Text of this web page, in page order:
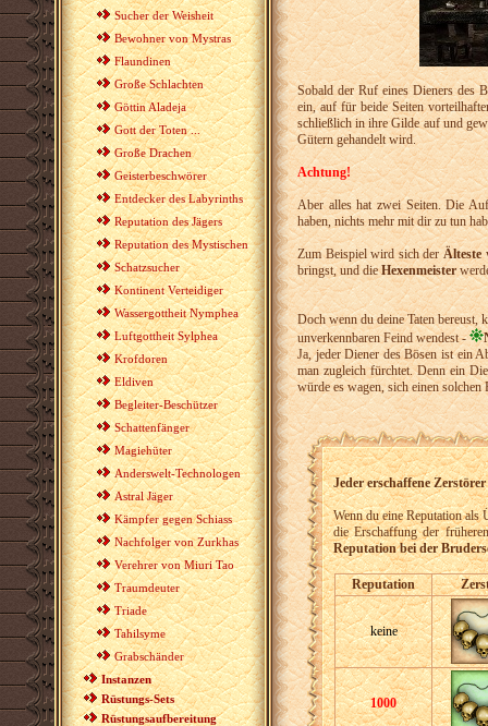
Sucher der Weisheit
Bewohner von Mystras
Flaundinen
Große Schlachten
Göttin Aladeja
Gott der Toten ...
Große Drachen
Geisterbeschwörer
Entdecker des Labyrinths
Reputation des Jägers
Reputation des Mystischen
Schatzsucher
Kontinent Verteidiger
Wassergottheit Nymphea
Luftgottheit Sylphea
Krofdoren
Eldiven
Begleiter-Beschützer
Schattenfänger
Magiehüter
Anderswelt-Technologen
Astral Jäger
Kämpfer gegen Schiass
Nachfolger von Zurkhas
Verehrer von Miuri Tao
Traumdeuter
Triade
Tahilsyme
Grabschänder
Instanzen
Rüstungs-Sets
Rüstungsaufbereitung
Sobald der Ruf eines Dieners des
ein, auf für beide Seiten
schließlich in ihre Gilde auf und
Gütern gehandelt wird.
Achtung!
Aber alles hat zwei Seiten. Die
haben, nichts mehr mit dir zu tun
Zum Beispiel wird sich der Älteste
bringst, und dieHexenmeister
Doch wenn du deine Taten bereust,
unverkennbaren Feind wendest -
Ja, jeder Diener des Bösen ist ein
man zugleich fürchtet. Denn ein
würde es wagen, sich einen solchen
Jeder erschaffene
Wenn du eine Reputation als
die Erschaffung der
Reputation bei der
Reputation
keine
1000